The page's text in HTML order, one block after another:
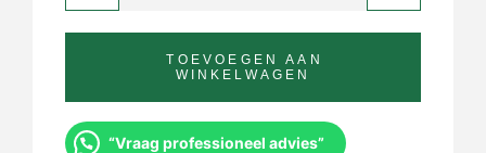
TOEVOEGEN AAN
WINKELWAGEN
“Vraag professioneel advies”